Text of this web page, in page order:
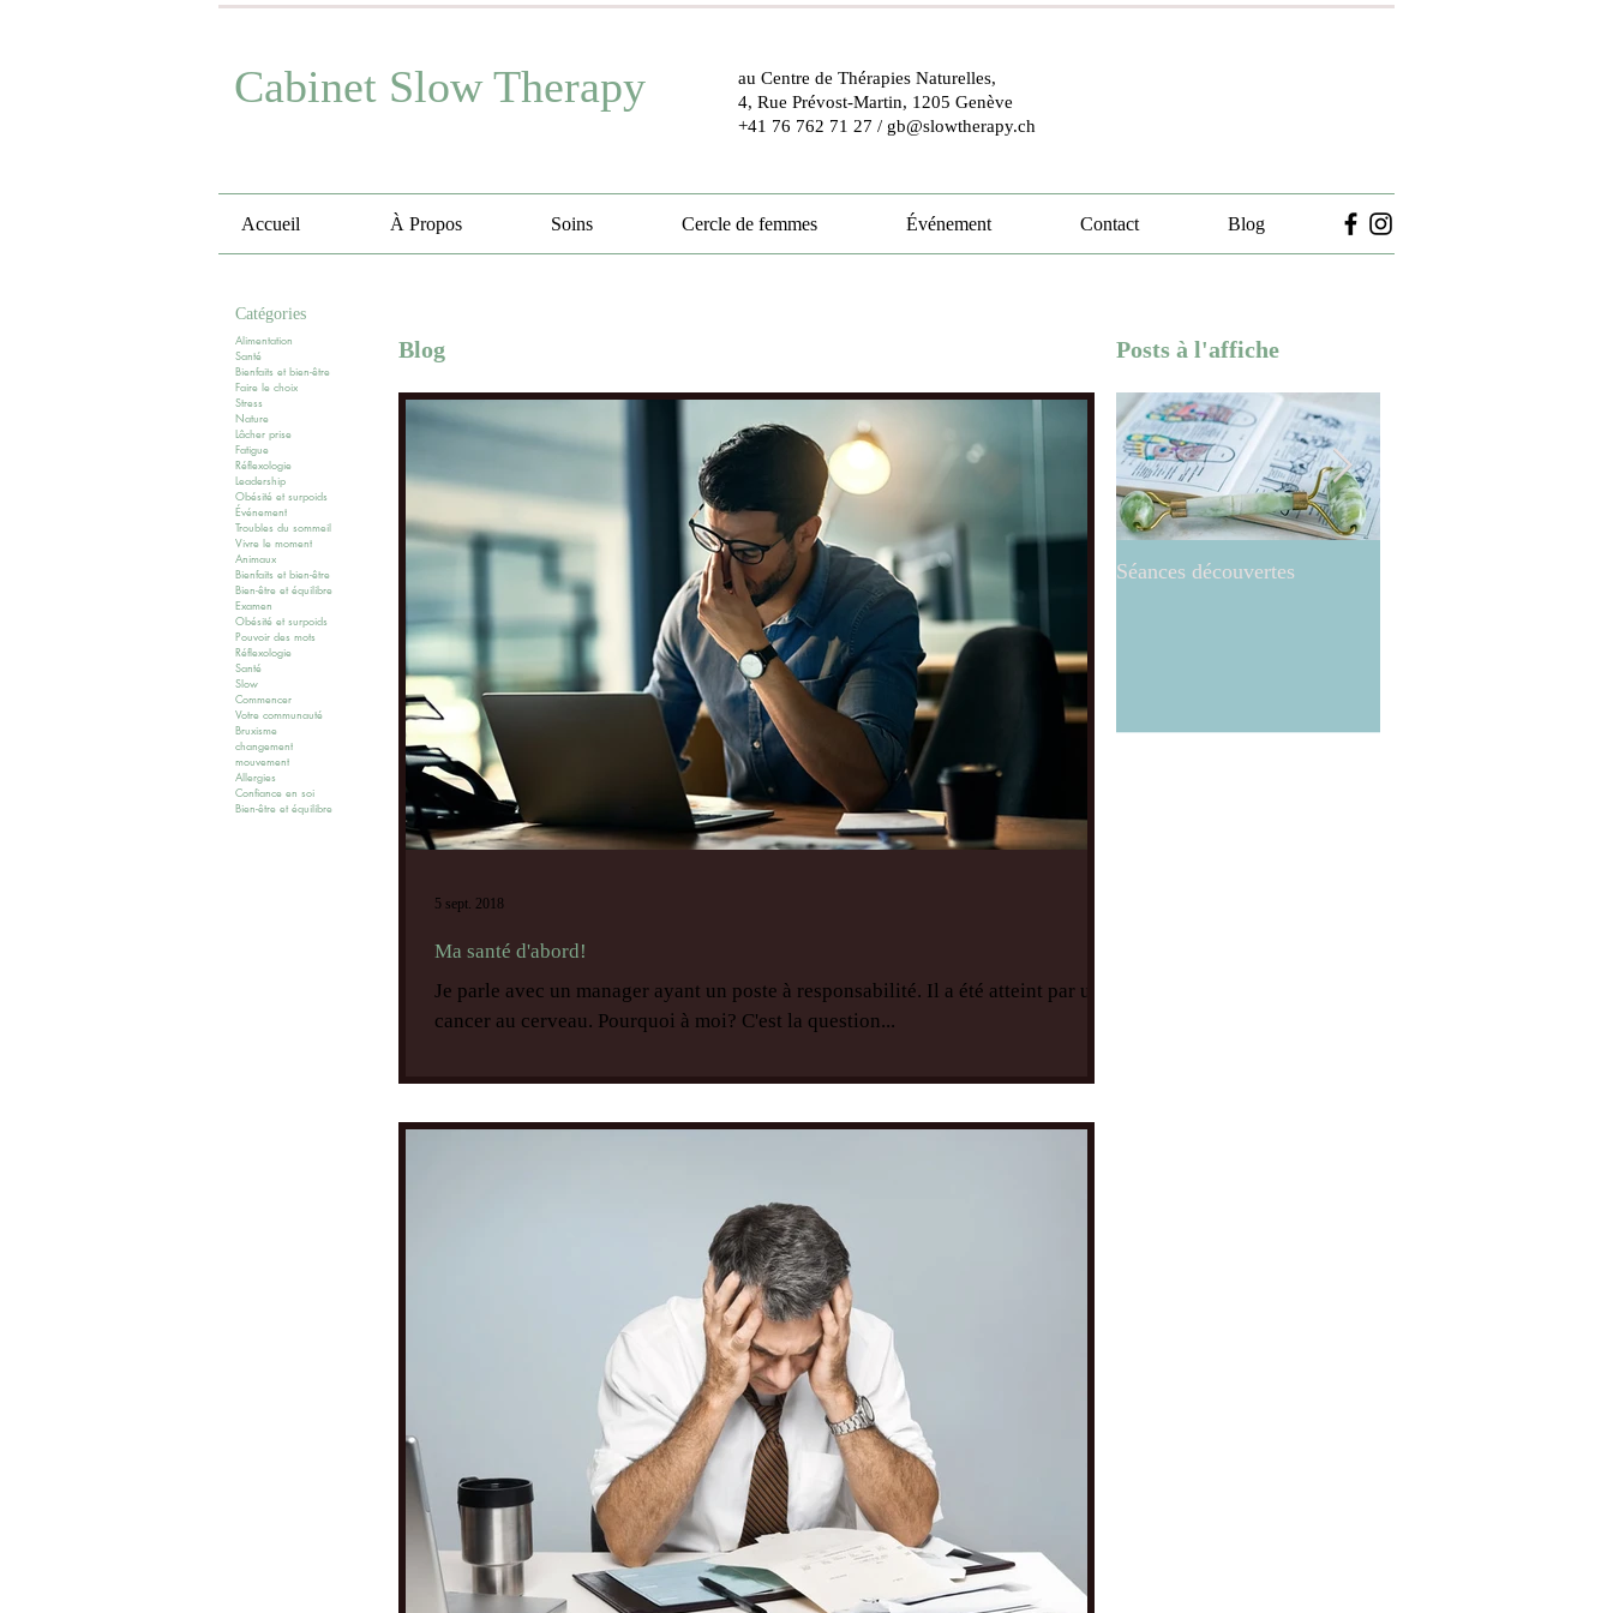
Cabinet Slow Therapy
au Centre de Thérapies Naturelles,
4, Rue Prévost-Martin, 1205 Genève
+41 76 762 71 27 / gb@slowtherapy.ch
Accueil À Propos Soins Cercle de femmes Événement Contact Blog
Catégories
Alimentation
Santé
Bienfaits et bien-être
Faire le choix
Stress
Nature
Lâcher prise
Fatigue
Réflexologie
Leadership
Obésité et surpoids
Événement
Troubles du sommeil
Vivre le moment
Animaux
Bienfaits et bien-être
Bien-être et équilibre
Examen
Obésité et surpoids
Pouvoir des mots
Réflexologie
Santé
Slow
Commencer
Votre communauté
Bruxisme
changement
mouvement
Allergies
Confiance en soi
Bien-être et équilibre
Blog
Ma santé d'abord!
Je parle avec un manager ayant un poste à responsabilité. Il a été atteint par un
cancer au cerveau. Pourquoi à moi? C'est la question...
5 sept. 2018
Posts à l'affiche
Séances découvertes